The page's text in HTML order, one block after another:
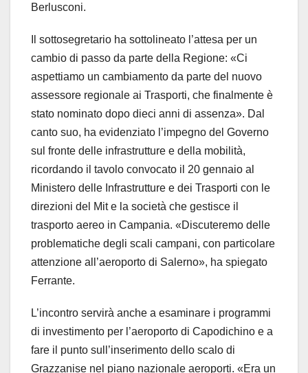
Berlusconi.
Il sottosegretario ha sottolineato l’attesa per un
cambio di passo da parte della Regione: «Ci
aspettiamo un cambiamento da parte del nuovo
assessore regionale ai Trasporti, che finalmente è
stato nominato dopo dieci anni di assenza». Dal
canto suo, ha evidenziato l’impegno del Governo
sul fronte delle infrastrutture e della mobilità,
ricordando il tavolo convocato il 20 gennaio al
Ministero delle Infrastrutture e dei Trasporti con le
direzioni del Mit e la società che gestisce il
trasporto aereo in Campania. «Discuteremo delle
problematiche degli scali campani, con particolare
attenzione all’aeroporto di Salerno», ha spiegato
Ferrante.
L’incontro servirà anche a esaminare i programmi
di investimento per l’aeroporto di Capodichino e a
fare il punto sull’inserimento dello scalo di
Grazzanise nel piano nazionale aeroporti. «Era un